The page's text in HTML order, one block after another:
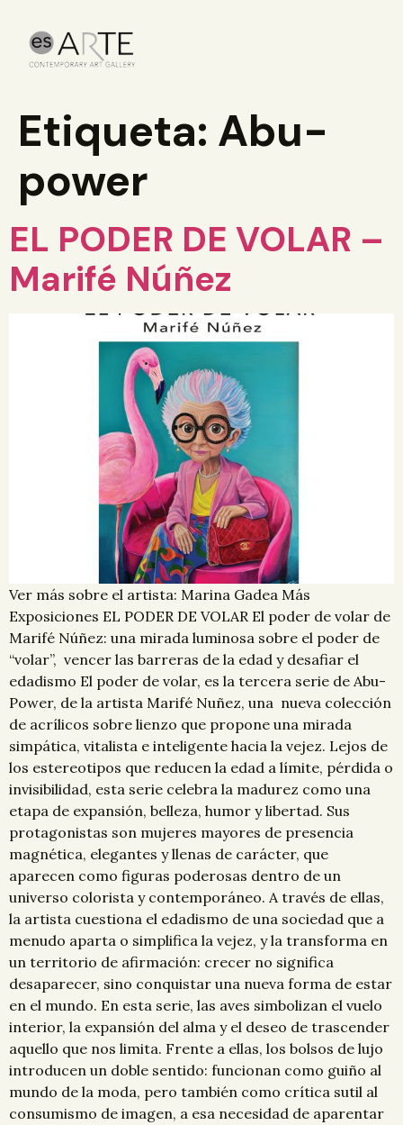
Etiqueta: Abu-
power
EL PODER DE VOLAR –
Marifé Núñez
Ver más sobre el artista: Marina Gadea Más
Exposiciones EL PODER DE VOLAR El poder de volar de
Marifé Núñez: una mirada luminosa sobre el poder de
“volar”, vencer las barreras de la edad y desafiar el
edadismo El poder de volar, es la tercera serie de Abu-
Power, de la artista Marifé Nuñez, una nueva colección
de acrílicos sobre lienzo que propone una mirada
simpática, vitalista e inteligente hacia la vejez. Lejos de
los estereotipos que reducen la edad a límite, pérdida o
invisibilidad, esta serie celebra la madurez como una
etapa de expansión, belleza, humor y libertad. Sus
protagonistas son mujeres mayores de presencia
magnética, elegantes y llenas de carácter, que
aparecen como figuras poderosas dentro de un
universo colorista y contemporáneo. A través de ellas,
la artista cuestiona el edadismo de una sociedad que a
menudo aparta o simplifica la vejez, y la transforma en
un territorio de afirmación: crecer no significa
desaparecer, sino conquistar una nueva forma de estar
en el mundo. En esta serie, las aves simbolizan el vuelo
interior, la expansión del alma y el deseo de trascender
aquello que nos limita. Frente a ellas, los bolsos de lujo
introducen un doble sentido: funcionan como guiño al
mundo de la moda, pero también como crítica sutil al
consumismo de imagen, a esa necesidad de aparentar